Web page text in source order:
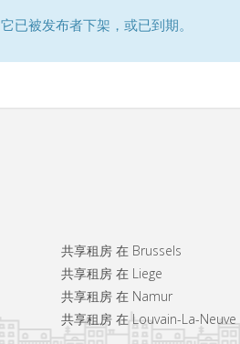
它已被发布者下架，或已到期。
共享租房 在 Brussels
共享租房 在 Liege
共享租房 在 Namur
共享租房 在 Louvain-La-Neuve